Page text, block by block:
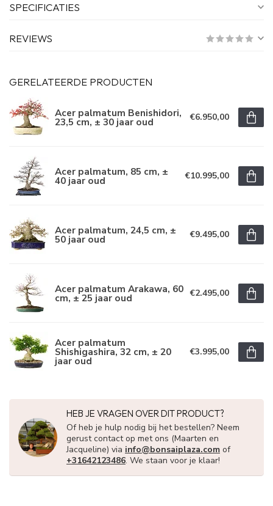
SPECIFICATIES
REVIEWS
GERELATEERDE PRODUCTEN
Acer palmatum Benishidori,
23,5 cm, ± 30 jaar oud €6.950,00
Acer palmatum, 85 cm, ±
40 jaar oud €10.995,00
Acer palmatum, 24,5 cm, ±
50 jaar oud €9.495,00
Acer palmatum Arakawa, 60
cm, ± 25 jaar oud €2.495,00
Acer palmatum
Shishigashira, 32 cm, ± 20
jaar oud
€3.995,00
HEB JE VRAGEN OVER DIT PRODUCT?
Of heb je hulp nodig bij het bestellen? Neem
gerust contact op met ons (Maarten en
Jacqueline) via info@bonsaiplaza.com of
+31642123486. We staan voor je klaar!